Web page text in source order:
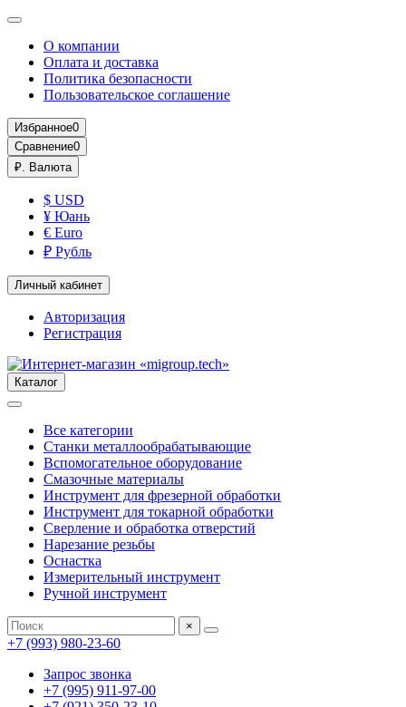
О компании
Оплата и доставка
Политика безопасности
Пользовательское соглашение
Избранное0
Сравнение0
₽. Валюта
$ USD
¥ Юань
€ Euro
₽ Рубль
Личный кабинет
Авторизация
Регистрация
Каталог
Все категории
Станки металлообрабатывающие
Вспомогательное оборудование
Смазочные материалы
Инструмент для фрезерной обработки
Инструмент для токарной обработки
Сверление и обработка отверстий
Нарезание резьбы
Оснастка
Измерительный инструмент
Ручной инструмент
×
+7 (993) 980-23-60
Запрос звонка
+7 (995) 911-97-00